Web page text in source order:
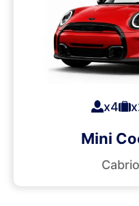
x4
Mini